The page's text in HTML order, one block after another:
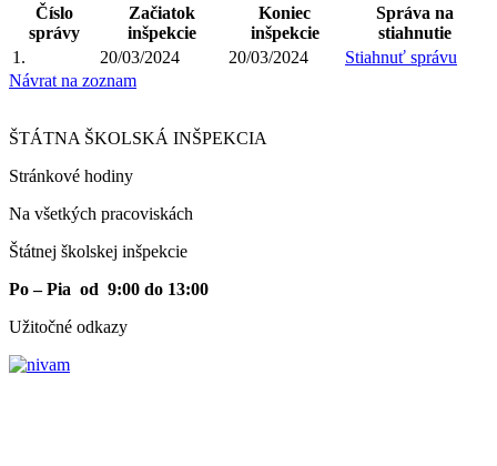
Číslo
správy
Začiatok
inšpekcie
Koniec
inšpekcie
Správa na
stiahnutie
1.
20/03/2024 20/03/2024
Stiahnuť správu
Návrat na zoznam
ŠTÁTNA ŠKOLSKÁ INŠPEKCIA
Stránkové hodiny​
Na všetkých pracoviskách
Štátnej školskej inšpekcie
Po – Pia od 9:00 do 13:00
Užitočné odkazy